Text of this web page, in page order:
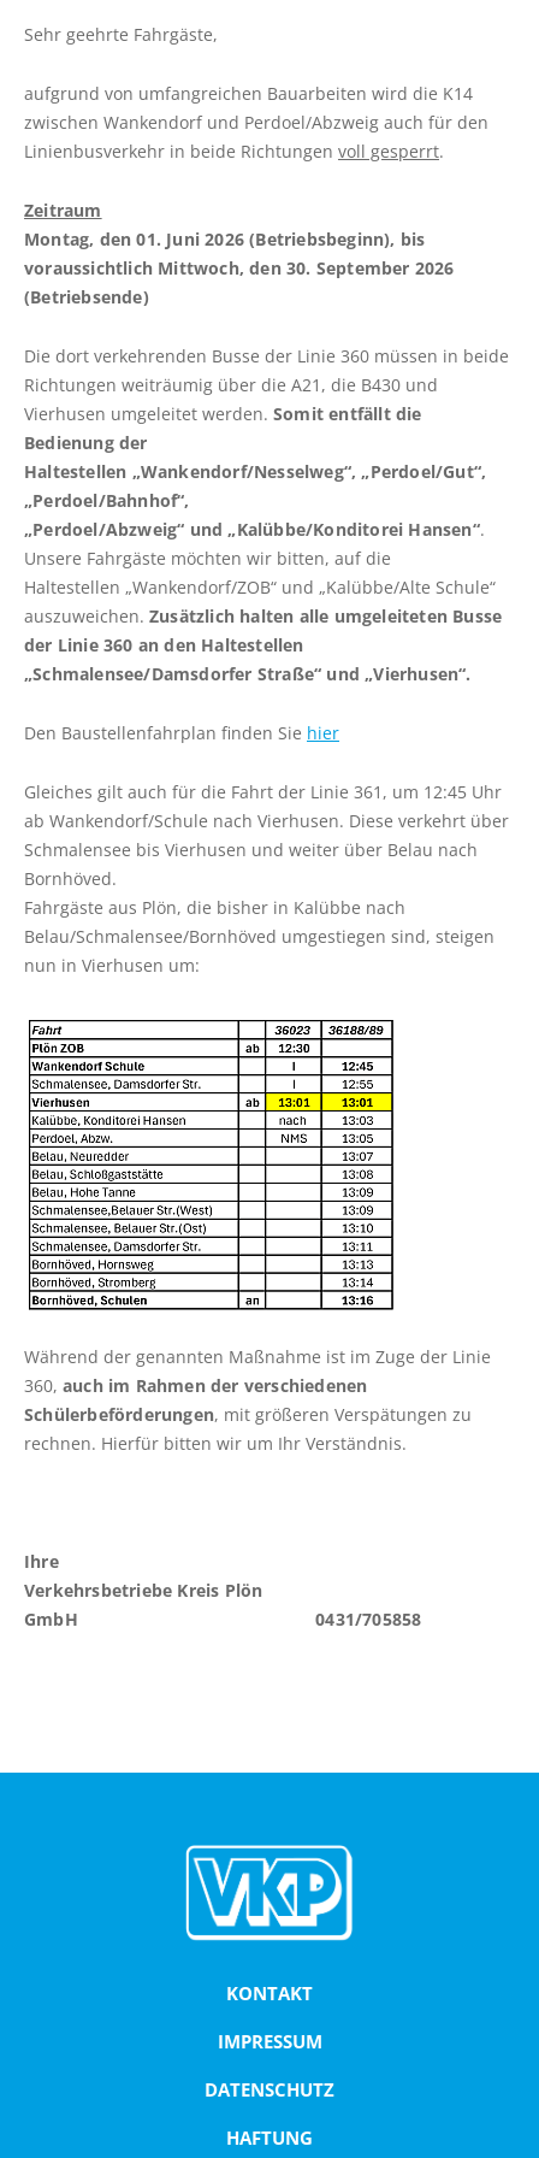
Vollsperrung B76 zwischen Preetz und Plön
ab 02.03.2026
Vollsperrung der K30 Stein/Ellernbrook
Linie 360: Vollsperrung der K14
Wankendorf-Perdoel
Komfortzuschlag („ALFA Euro") für ALFA-
Fahrten ab 01.04.2026
Vorübergehende Einstellung der ALFA-
Vollsperrung der Straße Eichkamp in
Schönberg
Vollsperrung der Segeberger Landstraße in
Bornhöved
TICKETPREISE
Fahrkarten
Routenplaner (NAH.SH)
Schlichtungsstelle
FAHRPLÄNE
Liniennetzpläne
ALFA Plön
ALFA Lütjenburg
ALFA Probstei
ALFA Selent
ALFA Preetz
ALFA Bokhorst-Wankendorf
Weitere Verkehrsunternehmen
ABO
Online bestellen
Die häufigsten Fragen
Hinweise zu Erwachsenenmonatskarten
Abo hier kündigen
KARRIERE
Objekt-/Liegenschaftsbetreuung
Firmengeschichte
Unsere Fahrzeuge
date.
the
question
mark
get
the
for
changing
dates.
Sehr geehrte Fahrgäste,
aufgrund von umfangreichen Bauarbeiten wird die K14
zwischen Wankendorf und Perdoel/Abzweig auch für den
Linienbusverkehr in beide Richtungen voll gesperrt.
Zeitraum
Montag, den 01. Juni 2026 (Betriebsbeginn), bis
voraussichtlich Mittwoch, den 30. September 2026
(Betriebsende)
Die dort verkehrenden Busse der Linie 360 müssen in beide
Richtungen weiträumig über die A21, die B430 und
Vierhusen umgeleitet werden. Somit entfällt die
Bedienung der
Haltestellen „Wankendorf/Nesselweg“, „Perdoel/Gut“,
„Perdoel/Bahnhof“,
„Perdoel/Abzweig“ und „Kalübbe/Konditorei Hansen“.
Unsere Fahrgäste möchten wir bitten, auf die
Haltestellen „Wankendorf/ZOB“ und „Kalübbe/Alte Schule“
auszuweichen. Zusätzlich halten alle umgeleiteten Busse
der Linie 360 an den Haltestellen
„Schmalensee/Damsdorfer Straße“ und „Vierhusen“.
Den Baustellenfahrplan finden Sie hier
Gleiches gilt auch für die Fahrt der Linie 361, um 12:45 Uhr
ab Wankendorf/Schule nach Vierhusen. Diese verkehrt über
Schmalensee bis Vierhusen und weiter über Belau nach
Bornhöved.
Fahrgäste aus Plön, die bisher in Kalübbe nach
Belau/Schmalensee/Bornhöved umgestiegen sind, steigen
nun in Vierhusen um:
Während der genannten Maßnahme ist im Zuge der Linie
360, auch im Rahmen der verschiedenen
Schülerbeförderungen, mit größeren Verspätungen zu
rechnen. Hierfür bitten wir um Ihr Verständnis.
Ihre
Verkehrsbetriebe Kreis Plön
GmbH 0431/705858
KONTAKT
IMPRESSUM
DATENSCHUTZ
HAFTUNG